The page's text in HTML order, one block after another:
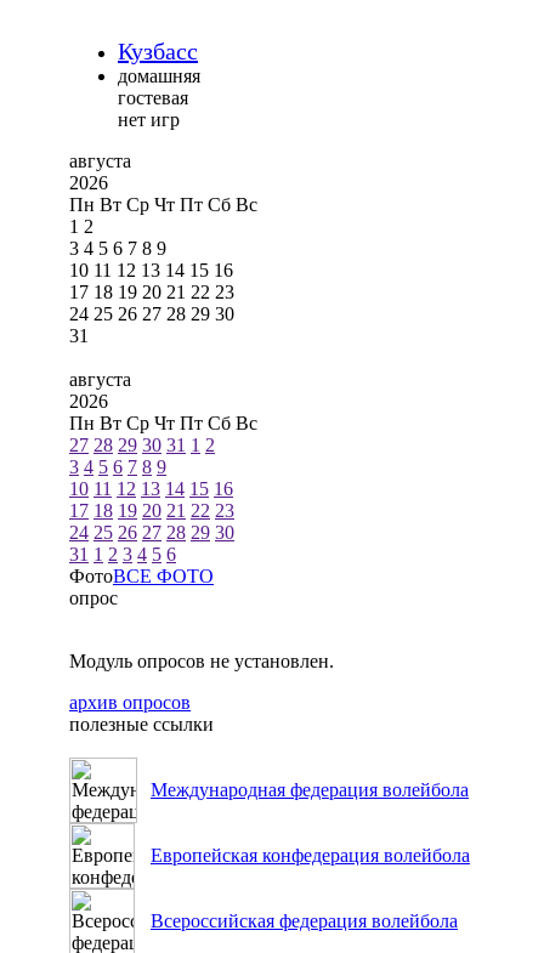
Кузбасс
домашняя
гостевая
нет игр
августа
2026
Пн Вт Ср Чт Пт Сб Вс
1 2
3 4 5 6 7 8 9
10 11 12 13 14 15 16
17 18 19 20 21 22 23
24 25 26 27 28 29 30
31
августа
2026
Пн Вт Ср Чт Пт Сб Вс
27 28 29 30 31 1 2
3 4 5 6 7 8 9
10 11 12 13 14 15 16
17 18 19 20 21 22 23
24 25 26 27 28 29 30
31 1 2 3 4 5 6
ФотоВСЕ ФОТО
опрос
Модуль опросов не установлен.
архив опросов
полезные ссылки
Международная федерация волейбола
Европейская конфедерация волейбола
Всероссийская федерация волейбола